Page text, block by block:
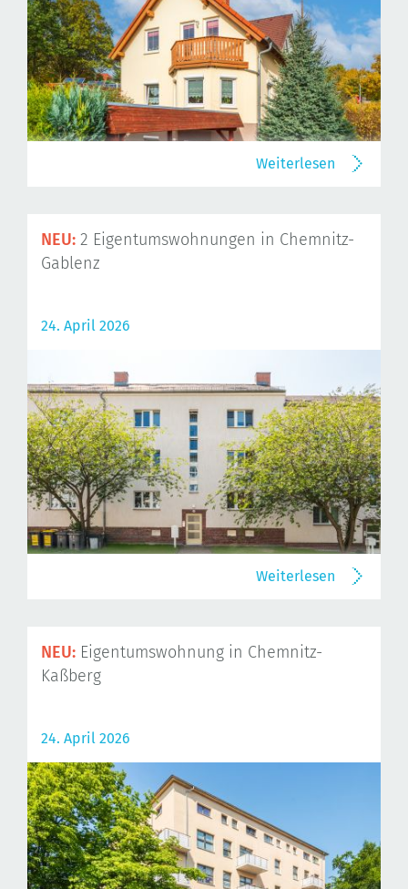
Weiterlesen
NEU: 2 Eigentumswohnungen in Chemnitz-
Gablenz
24. April 2026
Weiterlesen
NEU: Eigentumswohnung in Chemnitz-
Kaßberg
24. April 2026